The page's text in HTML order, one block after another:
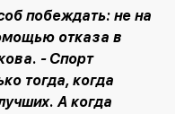
побеждать: не на
отказа в
- Спорт
тогда, когда
А когда